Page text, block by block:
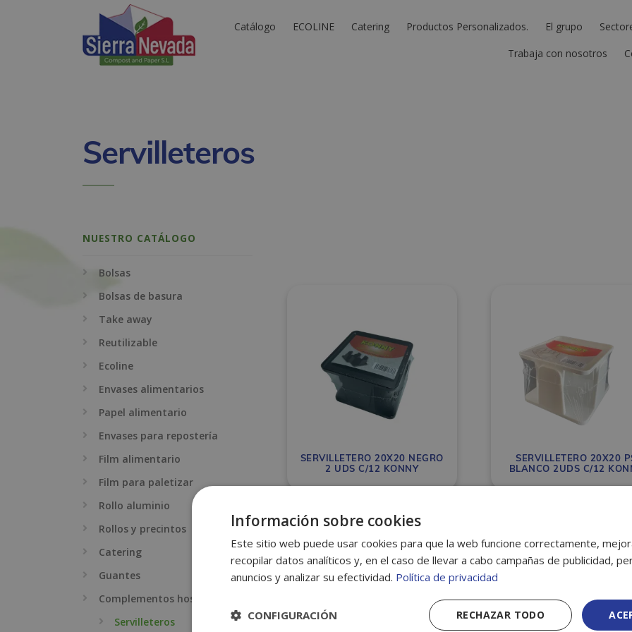
Catálogo ECOLINE Catering Productos Personalizados. El grupo
Trabaja con nosotros
Servilleteros
SERVILLETERO 20X20 NEGRO
2 UDS C/12 KONNY
SERVILLETERO 20X20
BLANCO 2UDS C/12
NUESTRO CATÁLOGO
Bolsas
Bolsas de basura
Take away
Reutilizable
Ecoline
Envases alimentarios
Papel alimentario
Envases para repostería
Film alimentario
Film para paletizar
Rollo aluminio
Rollos y precintos
Catering
Guantes
Complementos hostelería
Servilleteros
Información sobre cookies
Este sitio web puede usar cookies para que la web funcione correctamente,
recopilar datos analíticos y, en el caso de llevar a cabo campañas de publicidad,
anuncios y analizar su efectividad. Política de privacidad
RECHAZAR TODO
CONFIGURACIÓN